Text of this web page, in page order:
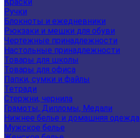
Ручки
Блокноты и ежедневники
Рюкзаки и мешки для обуви
Чертежные принадлежности
Настольные принадлежности
Товары для школы
Товары для офиса
Папки, сумки и файлы
Тетради
Стержни, чернила
Грамоты, Дипломы, Медали
Нижнее белье и домашняя одежда
Мужское белье